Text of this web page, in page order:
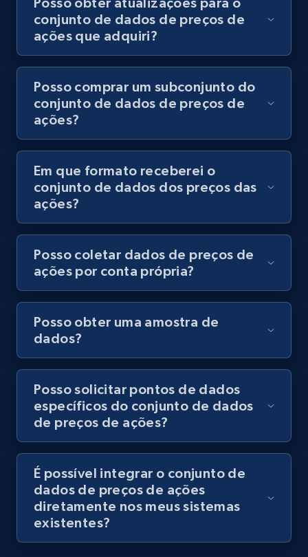
conjunto de dados de preços de
ações que adquiri?
Posso comprar um subconjunto do
conjunto de dados de preços de
ações?
Em que formato receberei o
conjunto de dados dos preços das
ações?
Posso coletar dados de preços de
ações por conta própria?
Posso obter uma amostra de
dados?
Posso solicitar pontos de dados
específicos do conjunto de dados
de preços de ações?
É possível integrar o conjunto de
dados de preços de ações
diretamente nos meus sistemas
existentes?